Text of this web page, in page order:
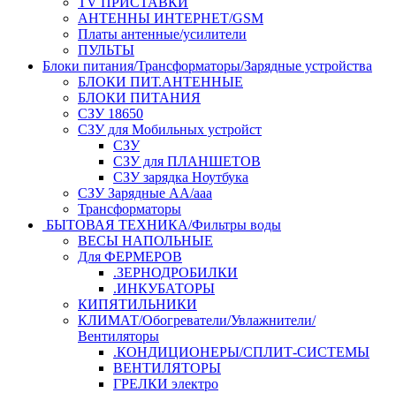
АНТЕННЫ ИНТЕРНЕТ/GSM
Платы антенные/усилители
ПУЛЬТЫ
Блоки питания/Трансформаторы/Зарядные устройства
БЛОКИ ПИТ.АНТЕННЫЕ
БЛОКИ ПИТАНИЯ
СЗУ 18650
СЗУ для Мобильных устройст
СЗУ
СЗУ для ПЛАНШЕТОВ
СЗУ зарядка Ноутбука
СЗУ Зарядные АА/ааа
Трансформаторы
БЫТОВАЯ ТЕХНИКА/Фильтры воды
ВЕСЫ НАПОЛЬНЫЕ
Для ФЕРМЕРОВ
.ЗЕРНОДРОБИЛКИ
.ИНКУБАТОРЫ
КИПЯТИЛЬНИКИ
КЛИМАТ/Обогреватели/Увлажнители/
Вентиляторы
.КОНДИЦИОНЕРЫ/СПЛИТ-СИСТЕМЫ
ВЕНТИЛЯТОРЫ
ГРЕЛКИ электро